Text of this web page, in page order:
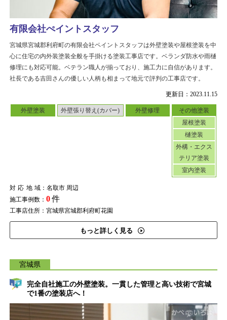
更新日：2023.11.15
外壁塗装 外壁張り替え(カバー) 外壁修理
その他塗装
屋根塗装
樋塗装
外構・エクス
テリア塗装
室内塗装
対応地域：名取市 周辺
施工事例数： 0件
工事店住所：宮城県宮城郡利府町花園
もっと詳しく見る
有限会社ぺイントスタッフ
宮城県宮城郡利府町の有限会社ペイントスタッフは外壁塗装や屋根塗装を中
心に住宅の内外装塗装全般を手掛ける塗装工事店です。ベランダ防水や雨樋
修理にも対応可能。ベテラン職人が揃っており、施工力に自信があります。
社長である吉田さんの優しい人柄も相まって地元で評判の工事店です。
宮城県
完全自社施工の外壁塗装。一貫した管理と高い技術で宮城
で1番の塗装店へ！